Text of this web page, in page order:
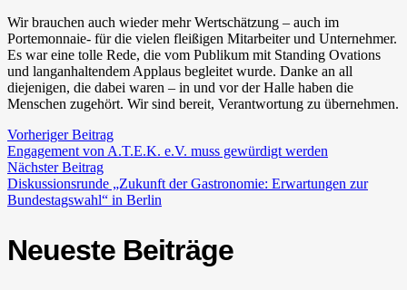
Wir brauchen auch wieder mehr Wertschätzung – auch im
Portemonnaie- für die vielen fleißigen Mitarbeiter und Unternehmer.
Es war eine tolle Rede, die vom Publikum mit Standing Ovations
und langanhaltendem Applaus begleitet wurde. Danke an all
diejenigen, die dabei waren – in und vor der Halle haben die
Menschen zugehört. Wir sind bereit, Verantwortung zu übernehmen.
Vorheriger Beitrag
Engagement von A.T.E.K. e.V. muss gewürdigt werden
Nächster Beitrag
Diskussionsrunde „Zukunft der Gastronomie: Erwartungen zur
Bundestagswahl“ in Berlin
Neueste Beiträge